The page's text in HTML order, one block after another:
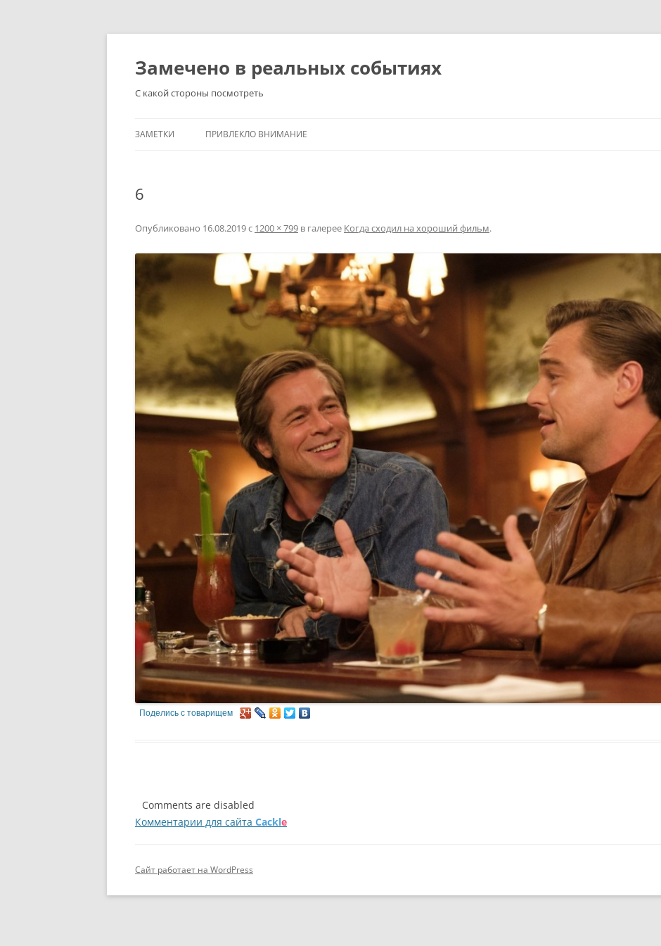
Перейти
Замечено в реальных событиях
С какой стороны посмотреть
ЗАМЕТКИ ПРИВЛЕКЛО ВНИМАНИЕ
6
Опубликовано 16.08.2019с 1200 × 799 в галерее Когда сходил на хороший фильм.
Поделись с товарищем
Comments are disabled
Комментарии для сайта Cackle
Сайт работает на WordPress